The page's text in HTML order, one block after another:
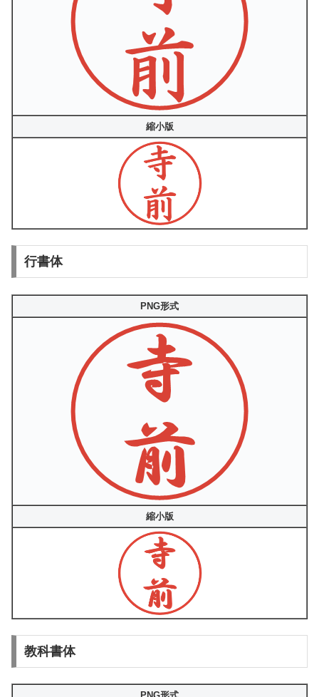
縮小版
行書体
PNG形式
縮小版
教科書体